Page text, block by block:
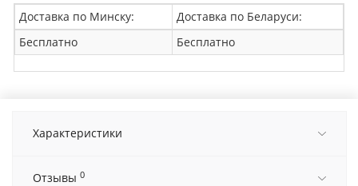
Доставка по Минску:
Доставка по Беларуси:
Бесплатно
Бесплатно
Характеристики
Отзывы 0